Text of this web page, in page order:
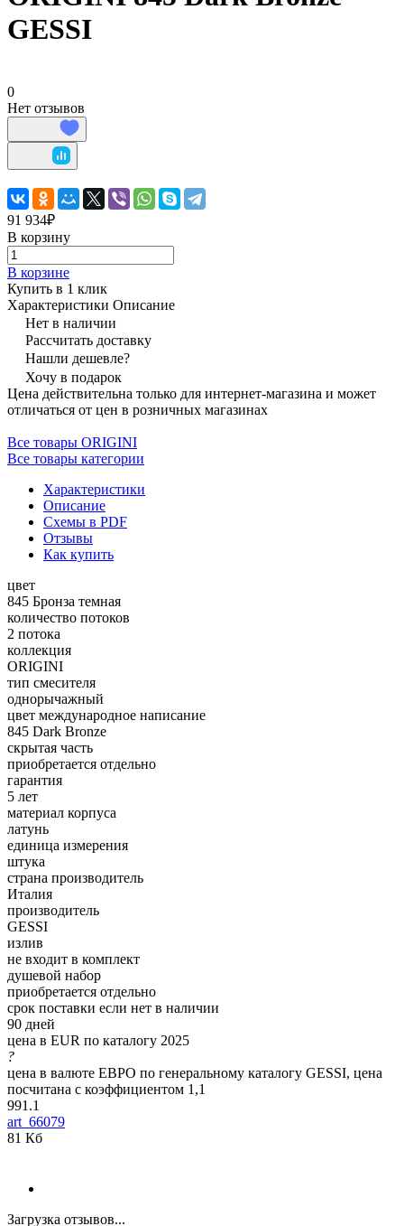
GESSI
0
Нет отзывов
91 934₽
В корзину
В корзине
Купить в 1 клик
Характеристики Описание
Нет в наличии
Рассчитать доставку
Нашли дешевле?
Хочу в подарок
Цена действительна только для интернет-магазина и может
отличаться от цен в розничных магазинах
Все товары ORIGINI
Все товары категории
Характеристики
Описание
Схемы в PDF
Отзывы
Как купить
цвет
845 Бронза темная
количество потоков
2 потока
коллекция
ORIGINI
тип смесителя
однорычажный
цвет международное написание
845 Dark Bronze
скрытая часть
приобретается отдельно
гарантия
5 лет
материал корпуса
латунь
единица измерения
штука
страна производитель
Италия
производитель
GESSI
излив
не входит в комплект
душевой набор
приобретается отдельно
срок поставки если нет в наличии
90 дней
цена в EUR по каталогу 2025
?
цена в валюте ЕВРО по генеральному каталогу GESSI, цена
посчитана с коэффициентом 1,1
991.1
art_66079
81 Кб
Загрузка отзывов...